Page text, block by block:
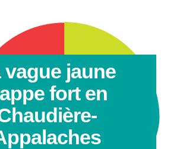
vague jaune
fort en